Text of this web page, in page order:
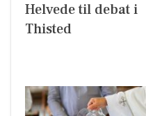
Helvede til debat i
Thisted